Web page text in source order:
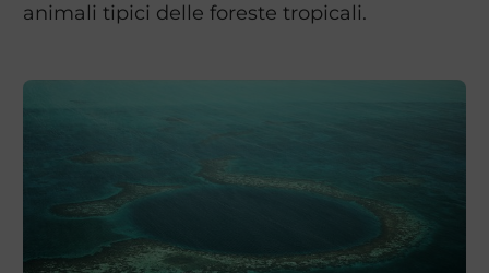
animali tipici delle foreste tropicali.